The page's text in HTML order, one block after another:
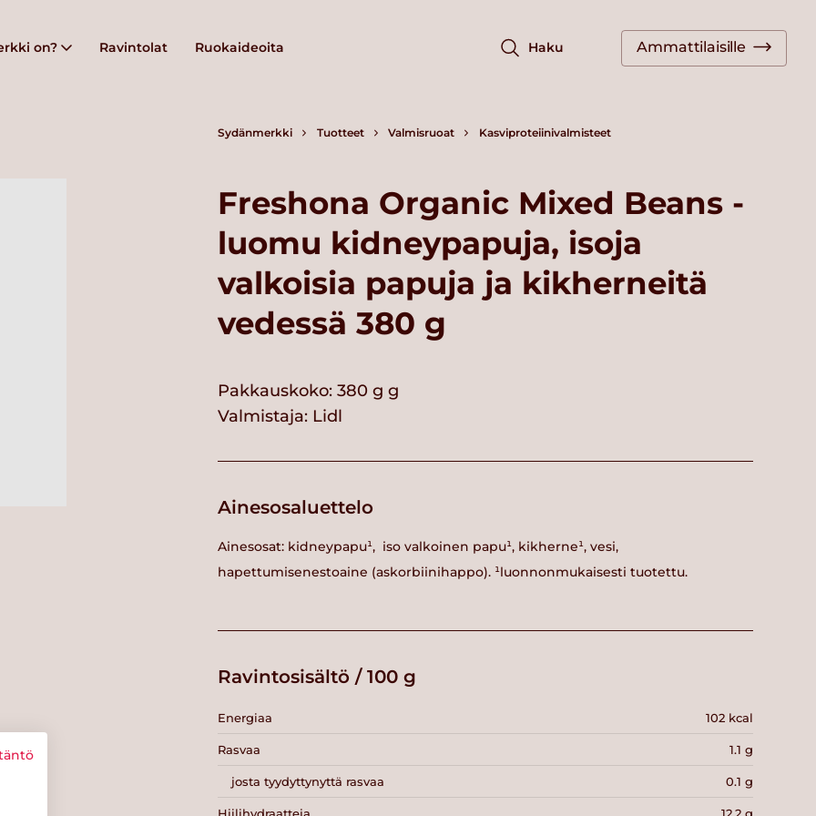
on? Ravintolat Ruokaideoita Haku Ammattilaisille
Sydänmerkki Tuotteet Valmisruoat Kasviproteiinivalmisteet
Freshona Organic Mixed Beans -
luomu kidneypapuja, isoja
valkoisia papuja ja kikherneitä
vedessä 380 g
Pakkauskoko: 380 g g
Valmistaja: Lidl
Ainesosaluettelo
Ainesosat: kidneypapu¹, iso valkoinen papu¹, kikherne¹, vesi,
hapettumisenestoaine (askorbiinihappo). ¹luonnonmukaisesti tuotettu.
Ravintosisältö / 100 g
Energiaa 102 kcal
Rasvaa 1.1 g
josta tyydyttynyttä rasvaa 0.1 g